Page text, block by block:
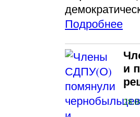
Подробнее
и